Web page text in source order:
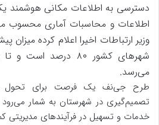
دسترسی به اطلاعات مکانی هوشمند
اطلاعات و محاسبات آماری محسوب
وزیر ارتباطات اخیرا اعلام کرده
می‌رسد.
طرح جی‌نف یک فرصت برای تحول
تصمیم‌گیری در شهرستان به شمار می‌رود
خدمات و تسهیل در فرآیندهای مدیریتی